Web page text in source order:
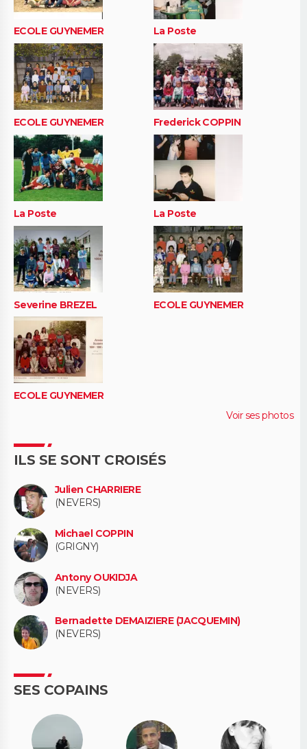
ECOLE GUYNEMER La Poste
ECOLE GUYNEMER Frederick COPPIN
La Poste La Poste
Severine BREZEL ECOLE GUYNEMER
ECOLE GUYNEMER
Voir ses photos
ILS SE SONT CROISÉS
Julien CHARRIERE
(NEVERS)
Michael COPPIN
(GRIGNY)
Antony OUKIDJA
(NEVERS)
Bernadette DEMAIZIERE (JACQUEMIN)
(NEVERS)
SES COPAINS